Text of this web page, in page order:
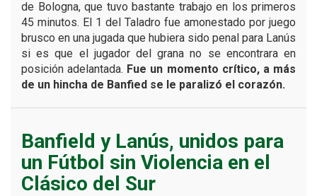
de Bologna, que tuvo bastante trabajo en los primeros
45 minutos. El 1 del Taladro fue amonestado por juego
brusco en una jugada que hubiera sido penal para Lanús
si es que el jugador del grana no se encontrara en
posición adelantada. Fue un momento crítico, a más
de un hincha de Banfied se le paralizó el corazón.
Banfield y Lanús, unidos para
un Fútbol sin Violencia en el
Clásico del Sur